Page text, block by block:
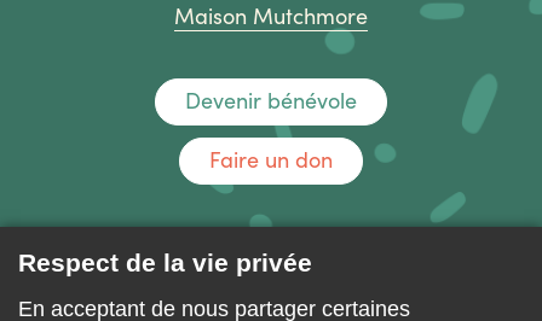
Maison Mutchmore
Devenir bénévole
Faire un don
Nous joindre
Respect de la vie privée
En acceptant de nous partager certaines